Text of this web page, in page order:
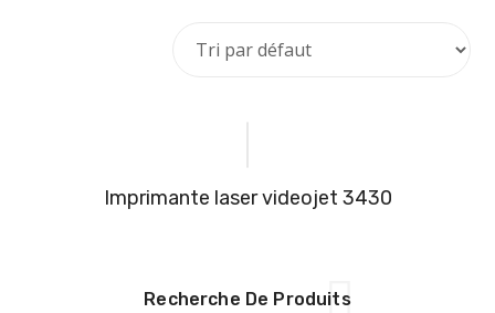
imprimante laser videojet 3430
Recherche De Produits